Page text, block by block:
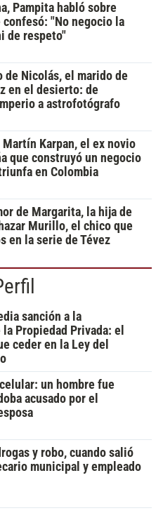
Pampita habló sobre
confesó: "No negocio la
de respeto"
de Nicolás, el marido de
en el desierto: de
a astrofotógrafo
Martín Karpan, el ex novio
que construyó un negocio
en Colombia
de Margarita, la hija de
Murillo, el chico que
en la serie de Tévez
sanción a la
Propiedad Privada: el
ceder en la Ley del
un hombre fue
acusado por el
y robo, cuando salió
municipal y empleado